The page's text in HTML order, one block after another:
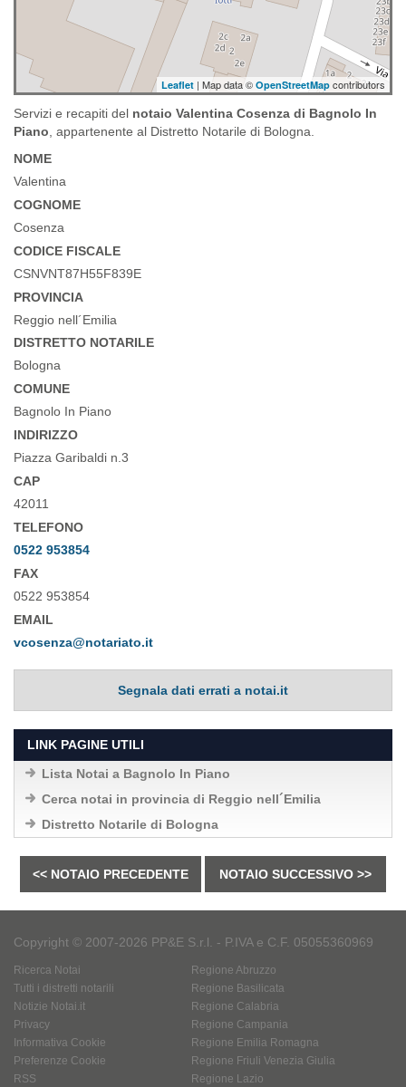
Leaflet | Map data © OpenStreetMap contributors
Servizi e recapiti del notaio Valentina Cosenza di Bagnolo In
Piano , appartenente al Distretto Notarile di Bologna.
NOME
Valentina
COGNOME
Cosenza
CODICE FISCALE
CSNVNT87H55F839E
PROVINCIA
Reggio nell´Emilia
DISTRETTO NOTARILE
Bologna
COMUNE
Bagnolo In Piano
INDIRIZZO
Piazza Garibaldi n.3
CAP
42011
TELEFONO
0522 953854
FAX
0522 953854
EMAIL
vcosenza@notariato.it
Segnala dati errati a notai.it
LINK PAGINE UTILI
Lista Notai a Bagnolo In Piano
Cerca notai in provincia di Reggio nell´Emilia
Distretto Notarile di Bologna
<< NOTAIO PRECEDENTE NOTAIO SUCCESSIVO >>
Copyright © 2007-2026 PP&E S.r.l. - P.IVA e C.F. 05055360969
Ricerca Notai
Tutti i distretti notarili
Notizie Notai.it
Privacy
Informativa Cookie
Preferenze Cookie
RSS
Regione Abruzzo
Regione Basilicata
Regione Calabria
Regione Campania
Regione Emilia Romagna
Regione Friuli Venezia Giulia
Regione Lazio